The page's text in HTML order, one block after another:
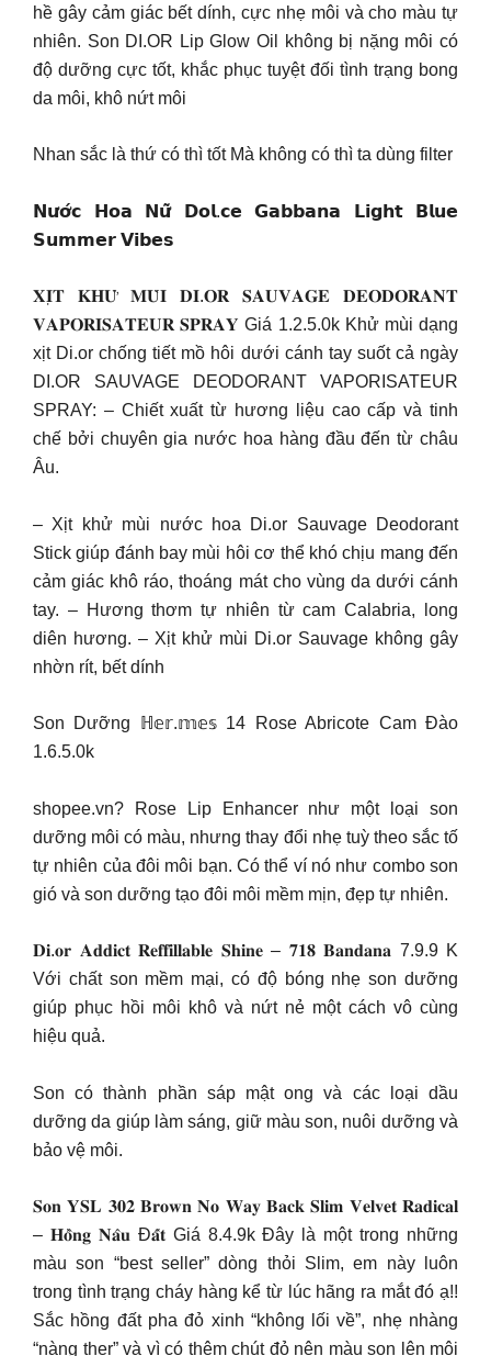
hề gây cảm giác bết dính, cực nhẹ môi và cho màu tự
nhiên. Son DI.OR Lip Glow Oil không bị nặng môi có
độ dưỡng cực tốt, khắc phục tuyệt đối tình trạng bong
da môi, khô nứt môi
Nhan sắc là thứ có thì tốt Mà không có thì ta dùng filter
𝗡𝘂̛𝗼̛́𝗰 𝗛𝗼𝗮 𝗡𝘂̛̃ 𝗗𝗼𝗹.𝗰𝗲 𝗚𝗮𝗯𝗯𝗮𝗻𝗮 𝗟𝗶𝗴𝗵𝘁 𝗕𝗹𝘂𝗲
𝗦𝘂𝗺𝗺𝗲𝗿 𝗩𝗶𝗯𝗲𝘀
𝐗𝐈̣𝐓 𝐊𝐇𝐔̛̉ 𝐌𝐔̀𝐈 𝐃𝐈.𝐎𝐑 𝐒𝐀𝐔𝐕𝐀𝐆𝐄 𝐃𝐄𝐎𝐃𝐎𝐑𝐀𝐍𝐓
𝐕𝐀𝐏𝐎𝐑𝐈𝐒𝐀𝐓𝐄𝐔𝐑 𝐒𝐏𝐑𝐀𝐘 Giá 1.2.5.0k Khử mùi dạng
xịt Di.or chống tiết mồ hôi dưới cánh tay suốt cả ngày
DI.OR SAUVAGE DEODORANT VAPORISATEUR
SPRAY: – Chiết xuất từ hương liệu cao cấp và tinh
chế bởi chuyên gia nước hoa hàng đầu đến từ châu
Âu.
– Xịt khử mùi nước hoa Di.or Sauvage Deodorant
Stick giúp đánh bay mùi hôi cơ thể khó chịu mang đến
cảm giác khô ráo, thoáng mát cho vùng da dưới cánh
tay. – Hương thơm tự nhiên từ cam Calabria, long
diên hương. – Xịt khử mùi Di.or Sauvage không gây
nhờn rít, bết dính
Son Dưỡng ℍ𝕖𝕣.𝕞𝕖𝕤 14 Rose Abricote Cam Đào
1.6.5.0k
shopee.vn? Rose Lip Enhancer như một loại son
dưỡng môi có màu, nhưng thay đổi nhẹ tuỳ theo sắc tố
tự nhiên của đôi môi bạn. Có thể ví nó như combo son
gió và son dưỡng tạo đôi môi mềm mịn, đẹp tự nhiên.
𝐃𝐢.𝐨𝐫 𝐀𝐝𝐝𝐢𝐜𝐭 𝐑𝐞𝐟𝐟𝐢𝐥𝐥𝐚𝐛𝐥𝐞 𝐒𝐡𝐢𝐧𝐞 – 𝟕𝟏𝟖 𝐁𝐚𝐧𝐝𝐚𝐧𝐚 7.9.9 K
Với chất son mềm mại, có độ bóng nhẹ son dưỡng
giúp phục hồi môi khô và nứt nẻ một cách vô cùng
hiệu quả.
Son có thành phần sáp mật ong và các loại dầu
dưỡng da giúp làm sáng, giữ màu son, nuôi dưỡng và
bảo vệ môi.
𝐒𝐨𝐧 𝐘𝐒𝐋 𝟑𝟎𝟐 𝐁𝐫𝐨𝐰𝐧 𝐍𝐨 𝐖𝐚𝐲 𝐁𝐚𝐜𝐤 𝐒𝐥𝐢𝐦 𝐕𝐞𝐥𝐯𝐞𝐭 𝐑𝐚𝐝𝐢𝐜𝐚𝐥
– 𝐇𝐨̂̀𝐧𝐠 𝐍𝐚̂𝐮 Đ𝐚̂́𝐭 Giá 8.4.9k Đây là một trong những
màu son “best seller” dòng thỏi Slim, em này luôn
trong tình trạng cháy hàng kể từ lúc hãng ra mắt đó ạ!!
Sắc hồng đất pha đỏ xinh “không lối về”, nhẹ nhàng
“nàng ther” và vì có thêm chút đỏ nên màu son lên môi